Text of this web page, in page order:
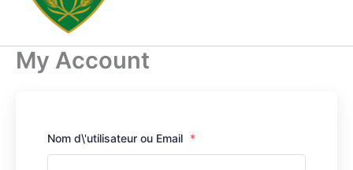
My Account
Nom d\'utilisateur ou Email *